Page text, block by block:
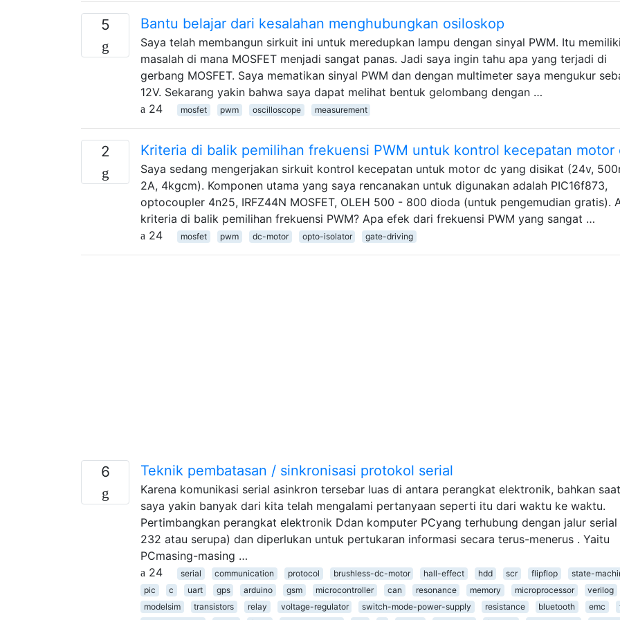
5 Bantu belajar dari kesalahan menghubungkan osiloskop
Saya telah membangun sirkuit ini untuk meredupkan lampu dengan sinyal PWM. Itu memiliki
masalah di mana MOSFET menjadi sangat panas. Jadi saya ingin tahu apa yang terjadi di
gerbang MOSFET. Saya mematikan sinyal PWM dan dengan multimeter saya mengukur
12V. Sekarang yakin bahwa saya dapat melihat bentuk gelombang dengan …
24
mosfet pwm oscilloscope measurement
2 Kriteria di balik pemilihan frekuensi PWM untuk kontrol kecepatan motor
Saya sedang mengerjakan sirkuit kontrol kecepatan untuk motor dc yang disikat (24v,
2A, 4kgcm). Komponen utama yang saya rencanakan untuk digunakan adalah PIC16f873,
optocoupler 4n25, IRFZ44N MOSFET, OLEH 500 - 800 dioda (untuk pengemudian gratis).
kriteria di balik pemilihan frekuensi PWM? Apa efek dari frekuensi PWM yang sangat …
24
mosfet pwm dc-motor opto-isolator gate-driving
6 Teknik pembatasan / sinkronisasi protokol serial
Karena komunikasi serial asinkron tersebar luas di antara perangkat elektronik, bahkan
saya yakin banyak dari kita telah mengalami pertanyaan seperti itu dari waktu ke waktu.
Pertimbangkan perangkat elektronik Ddan komputer PCyang terhubung dengan jalur serial
232 atau serupa) dan diperlukan untuk pertukaran informasi secara terus-menerus . Yaitu
PCmasing-masing …
24
serial communication protocol brushless-dc-motor hall-effect hdd scr flipflop
state-
pic
c uart gps arduino gsm microcontroller can resonance memory microprocessor
verilog
modelsim
transistors relay voltage-regulator switch-mode-power-supply resistance bluetooth emc